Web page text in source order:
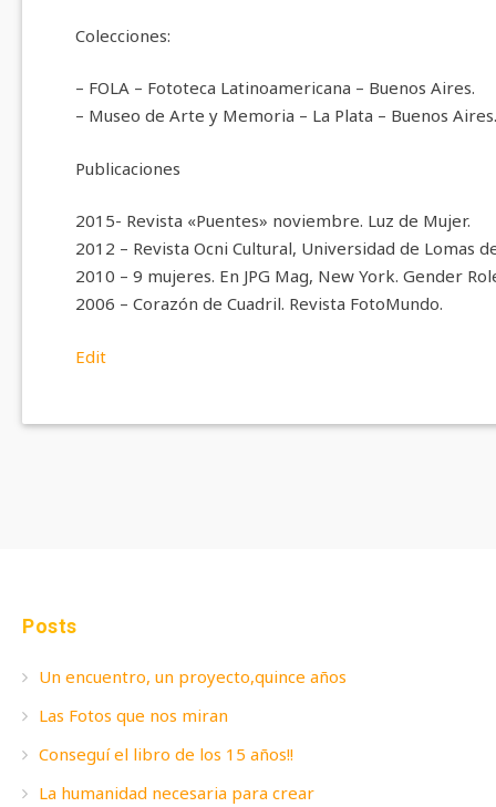
Colecciones:
– FOLA – Fototeca Latinoamericana – Buenos Aires.
– Museo de Arte y Memoria – La Plata – Buenos
Publicaciones
2015- Revista «Puentes» noviembre. Luz de Mujer.
2012 – Revista Ocni Cultural, Universidad de Lomas
2010 – 9 mujeres. En JPG Mag, New York. Gender
2006 – Corazón de Cuadril. Revista FotoMundo.
Edit
Posts
Un encuentro, un proyecto,quince años
Las Fotos que nos miran
Conseguí el libro de los 15 años!!
La humanidad necesaria para crear